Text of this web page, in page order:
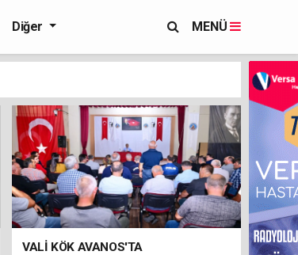
Diğer MENÜ
VALİ KÖK AVANOS'TA